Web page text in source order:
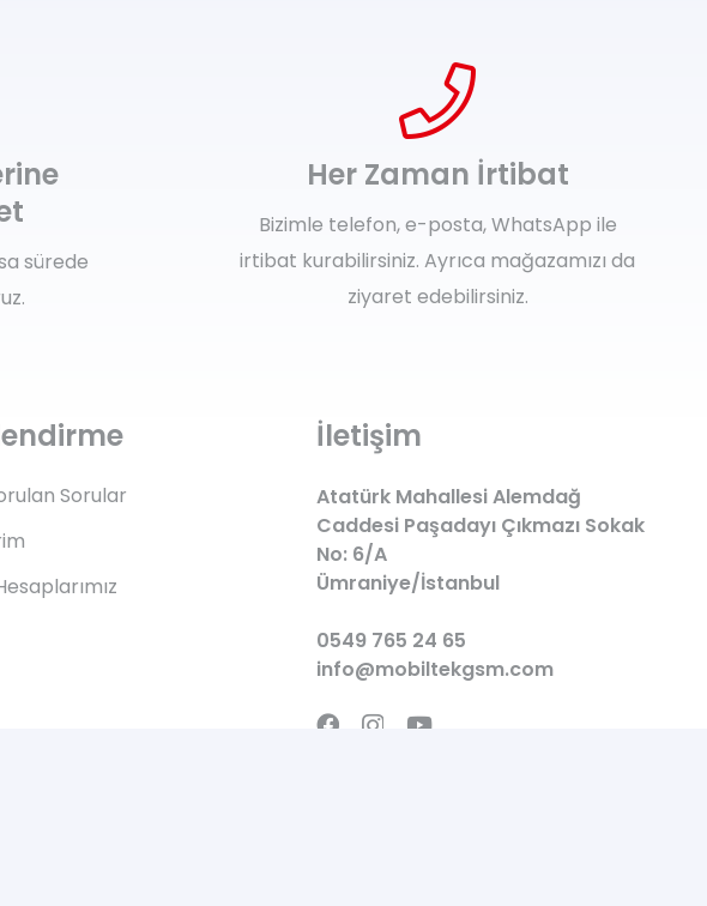
sürede
Her Zaman İrtibat
Bizimle telefon, e-posta, WhatsApp ile
irtibat kurabilirsiniz. Ayrıca mağazamızı da
ziyaret edebilirsiniz.
Sorular
İletişim
Atatürk Mahallesi Alemdağ
Caddesi Paşadayı Çıkmazı Sokak
No: 6/A
Ümraniye/İstanbul
0549 765 24 65
info@mobiltekgsm.com